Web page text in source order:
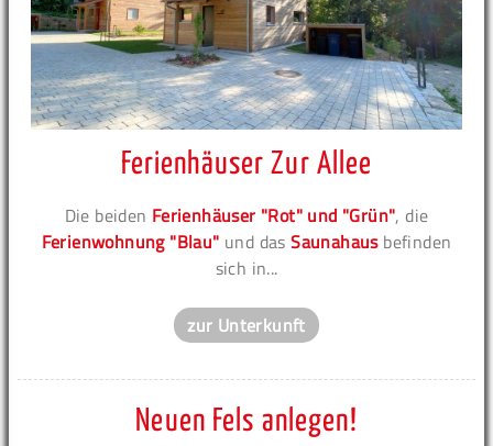
Ferienhäuser Zur Allee
Die beiden Ferienhäuser "Rot" und "Grün", die
Ferienwohnung "Blau" und dasSaunahausbefinden
sich in...
zur Unterkunft
Neuen Fels anlegen!